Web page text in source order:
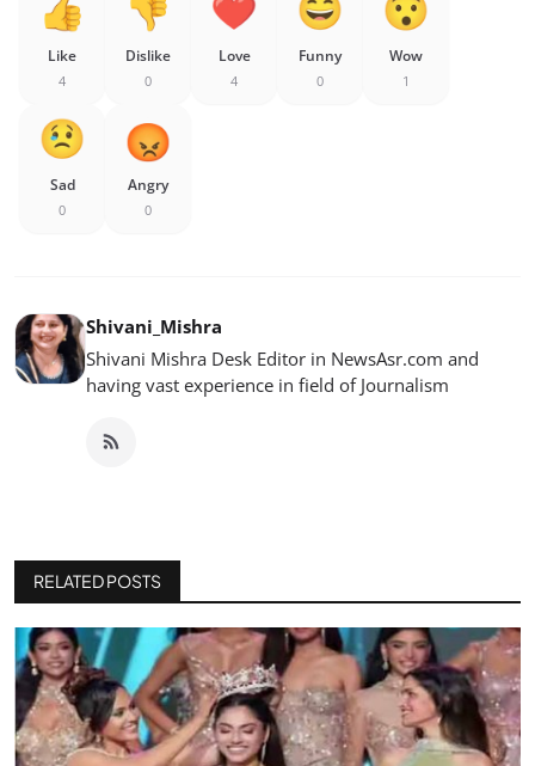
Like
4
Dislike
0
Love
4
Funny
0
Wow
1
Sad
0
Angry
0
Shivani_Mishra
Shivani Mishra Desk Editor in NewsAsr.com and
having vast experience in field of Journalism
RELATED POSTS